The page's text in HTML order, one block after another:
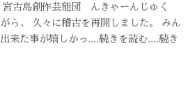
宮古島創作芸能団 んきゃーんじゅく
ら、 久々に稽古を再開しました。 みん
来た事が嬉しかっ....続きを読む....続き